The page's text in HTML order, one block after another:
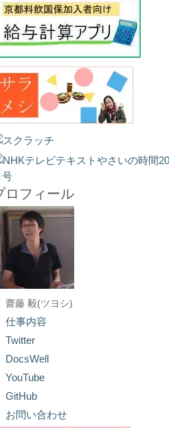
ロフィール
齋藤 毅(ツヨシ)
仕事内容
Twitter
DocsWell
YouTube
GitHub
お問い合わせ